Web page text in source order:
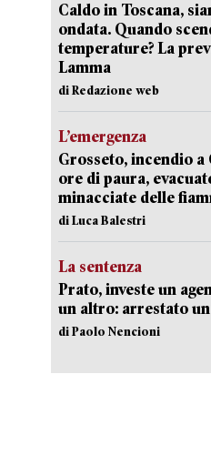
Caldo in Toscana,
ondata. Quando
temperature? La
Lamma
di Redazione web
L’emergenza
Grosseto, incendio a
ore di paura,
minacciate delle
di Luca Balestri
La sentenza
Prato, investe un
un altro: arrestato
di Paolo Nencioni